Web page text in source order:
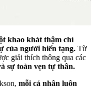
khao khát thậm chí
của người hiến tạng. Từ
giải thích thông qua các
sự toàn vẹn tự thân.
mỗi cá nhân luôn